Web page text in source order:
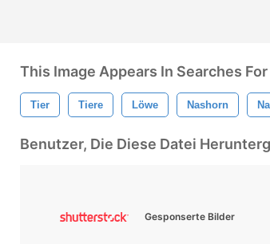
This Image Appears In Searches For
Tier Tiere Löwe Nashorn
Benutzer, Die Diese Datei
Gesponserte Bilder